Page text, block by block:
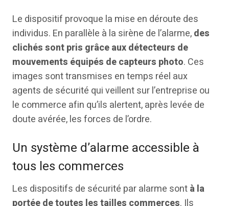
Le dispositif provoque la mise en déroute des
individus. En parallèle à la sirène de l’alarme,des
clichés sont pris grâce aux détecteurs de
mouvements équipés de capteurs photo. Ces
images sont transmises en temps réel aux
agents de sécurité qui veillent sur l’entreprise ou
le commerce afin qu’ils alertent, après levée de
doute avérée, les forces de l’ordre.
Un système d’alarme accessible à
tous les commerces
Les dispositifs de sécurité par alarme sontà la
portée de toutes les tailles commerces. Ils